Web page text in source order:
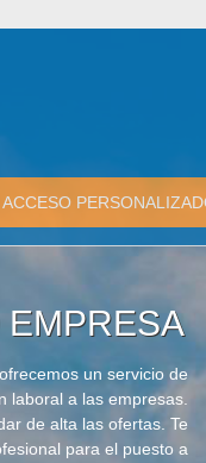
ACCESO
un servicio de
laboral a las empresas.
de alta las ofertas. Te
para el puesto a